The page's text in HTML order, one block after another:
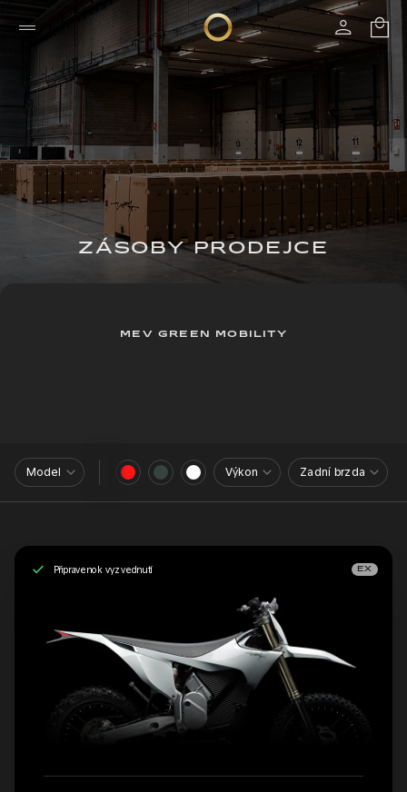
ZÁSOBY PRODEJCE
MEV GREEN MOBILITY
Model Výkon Zadní brzda
Připraveno k vyzvednutí EX